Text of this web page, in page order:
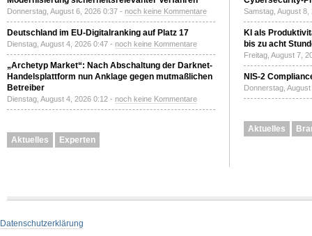
Donnerstag, August 6, 2026 0:37 - noch keine Kommentare
Deutschland im EU-Digitalranking auf Platz 17
Dienstag, August 4, 2026 0:47 - noch keine Kommentare
„Archetyp Market“: Nach Abschaltung der Darknet-
Handelsplattform nun Anklage gegen mutmaßlichen
Betreiber
Dienstag, August 4, 2026 0:12 - noch keine Kommentare
Aktuelles Experten
Samstag, August
KI als
bis zu acht
Freitag, August 7,
NIS-2
Donnerstag,
Aktuelles
Datenschutzerklärung